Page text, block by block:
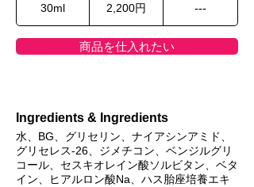
30ml 2,200円 ---
商品を仕入れたい
Ingredients & Ingredients
水、BG、グリセリン、ナイアシンアミド、
グリセレス-26、ジメチコン、ベンジルグリ
コール、セスキオレイン酸ソルビタン、ベタ
イン、ヒアルロン酸Na、ハス胎座培養エキ